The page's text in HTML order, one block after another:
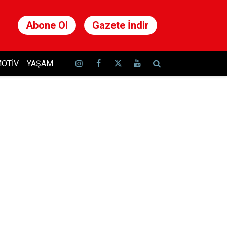
Abone Ol Gazete İndir
YAŞAM